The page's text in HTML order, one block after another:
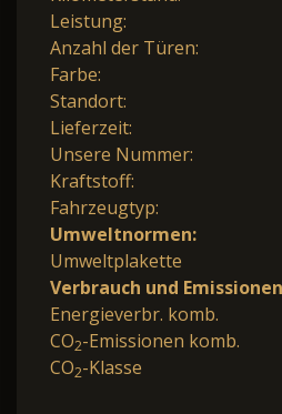
Leistung:
Anzahl der Türen:
Farbe:
Standort:
Lieferzeit:
Unsere Nummer:
Kraftstoff:
Fahrzeugtyp:
Umweltnormen:
Umweltplakette
Verbrauch und
Energieverbr. komb.
CO2-Emissionen komb.
CO2-Klasse